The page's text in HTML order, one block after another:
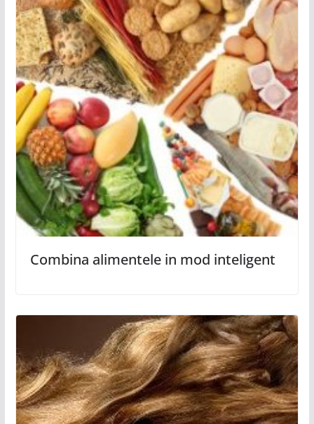
Combina alimentele in mod inteligent